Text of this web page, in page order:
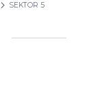
SEKTOR 5